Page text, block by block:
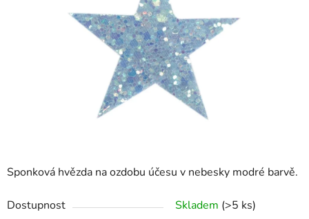
Sponková hvězda na ozdobu účesu v nebesky modré barvě.
Dostupnost Skladem (>5 ks)